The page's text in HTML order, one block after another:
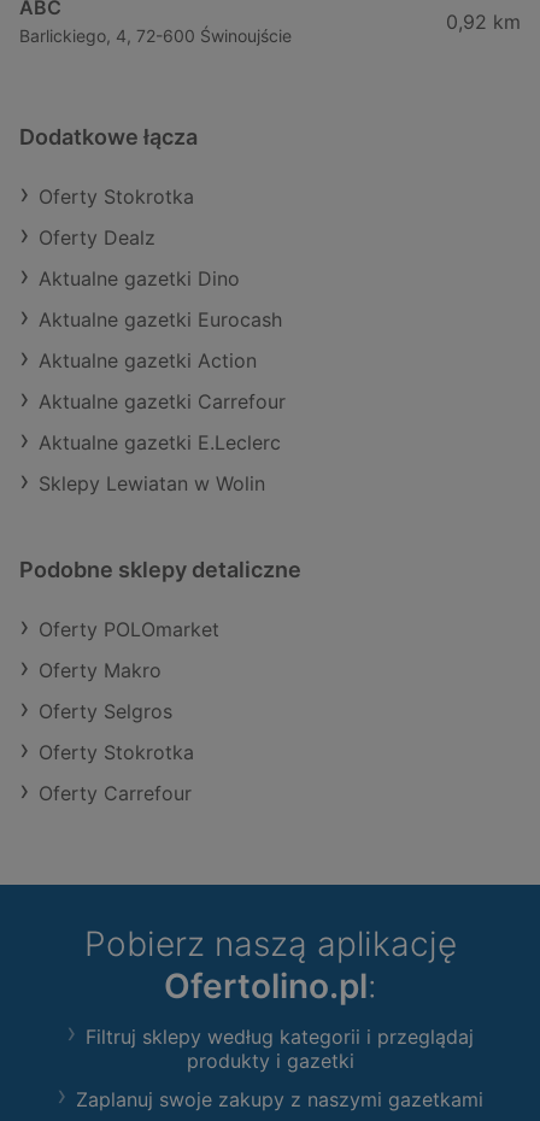
ABC
Barlickiego, 4, 72-600 Świnoujście
0,92 km
Dodatkowe łącza
Oferty Stokrotka
Oferty Dealz
Aktualne gazetki Dino
Aktualne gazetki Eurocash
Aktualne gazetki Action
Aktualne gazetki Carrefour
Aktualne gazetki E.Leclerc
Sklepy Lewiatan w Wolin
Podobne sklepy detaliczne
Oferty POLOmarket
Oferty Makro
Oferty Selgros
Oferty Stokrotka
Oferty Carrefour
Pobierz naszą aplikację
Ofertolino.pl:
Filtruj sklepy według kategorii i przeglądaj
produkty i gazetki
Zaplanuj swoje zakupy z naszymi gazetkami